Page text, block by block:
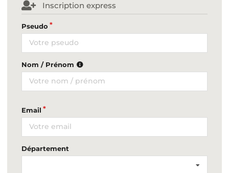
Inscription express
Pseudo
Nom / Prénom
Email
Département